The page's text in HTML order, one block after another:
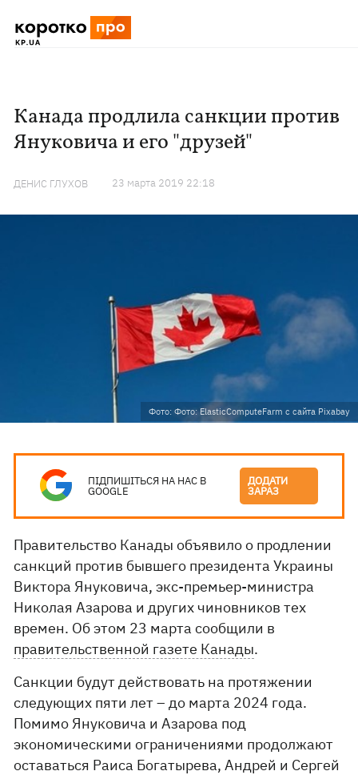
Канада продлила санкции против
Януковича и его "друзей"
ДЕНИС ГЛУХОВ 23 марта 2019 22:18
Фото: Фото: ElasticComputeFarm с сайта Pixabay
ПІДПИШІТЬСЯ НА НАС В
GOOGLE
ДОДАТИ
ЗАРАЗ
Правительство Канады объявило о продлении
санкций против бывшего президента Украины
Виктора Януковича, экс-премьер-министра
Николая Азарова и других чиновников тех
времен. Об этом 23 марта сообщили в
правительственной газете Канады.
Санкции будут действовать на протяжении
следующих пяти лет – до марта 2024 года.
Помимо Януковича и Азарова под
экономическими ограничениями продолжают
оставаться Раиса Богатырева, Андрей и Сергей